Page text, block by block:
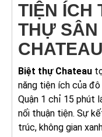
TIỆN ÍCH
THỰ
Biệt thự Chateau
năng tiện ích của
Quận 1 chỉ 15 phút
nối thuận tiện. Sự
trúc, không gian